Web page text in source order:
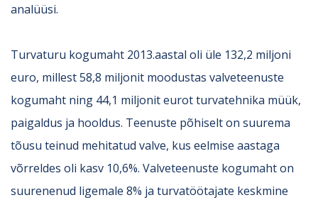
analüüsi.
Turvaturu kogumaht 2013.aastal oli üle 132,2 miljoni
euro, millest 58,8 miljonit moodustas valveteenuste
kogumaht ning 44,1 miljonit eurot turvatehnika müük,
paigaldus ja hooldus. Teenuste põhiselt on suurema
tõusu teinud mehitatud valve, kus eelmise aastaga
võrreldes oli kasv 10,6%. Valveteenuste kogumaht on
suurenenud ligemale 8% ja turvatöötajate keskmine